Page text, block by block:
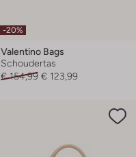
-20%
Valentino Bags
Schoudertas
€ 154,99 € 123,99